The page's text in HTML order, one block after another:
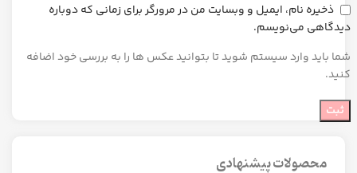
ذخیره نام، ایمیل و وبسایت من در مرورگر برای زمانی که دوباره
دیدگاهی می‌نویسم.
شما باید وارد سیستم شوید تا بتوانید عکس ها را به بررسی خود اضافه
کنید.
محصولات پیشنهادی